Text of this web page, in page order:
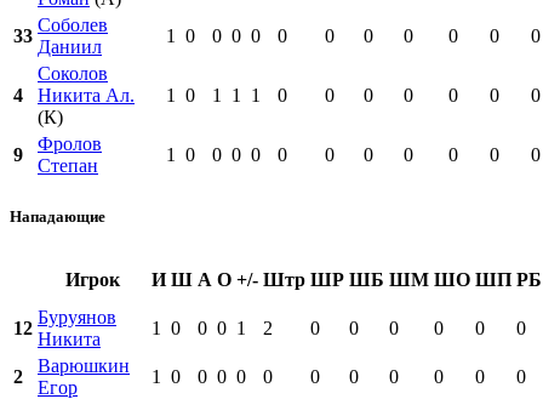
33
Соболев
Даниил
1 0 0 0 0 0 0 0 0 0 0 0
4
Соколов
Никита Ал.
(К)
1 0 1 1 1 0 0 0 0 0 0 0
9
Фролов
Степан
1 0 0 0 0 0 0 0 0 0 0 0
Нападающие
Игрок И Ш А О +/- Штр ШР ШБ ШМ ШО ШП РБ
12
Буруянов
Никита
1 0 0 0 1 2 0 0 0 0 0 0
2
Варюшкин
Егор
1 0 0 0 0 0 0 0 0 0 0 0